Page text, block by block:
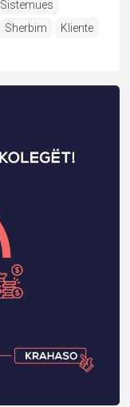
Sistemues
Sherbim
Kliente